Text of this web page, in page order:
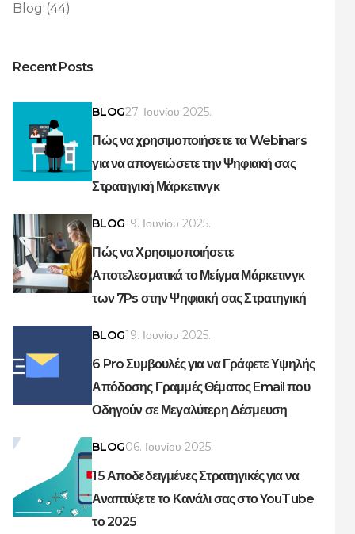
Blog (44)
Recent Posts
BLOG27. Ιουνίου 2025.
Πώς να χρησιμοποιήσετε τα Webinars
για να απογειώσετε την Ψηφιακή σας
Στρατηγική Μάρκετινγκ
BLOG19. Ιουνίου 2025.
Πώς να Χρησιμοποιήσετε
Αποτελεσματικά το Μείγμα Μάρκετινγκ
των 7Ps στην Ψηφιακή σας Στρατηγική
BLOG19. Ιουνίου 2025.
6 Pro Συμβουλές για να Γράφετε Υψηλής
Απόδοσης Γραμμές Θέματος Email που
Οδηγούν σε Μεγαλύτερη Δέσμευση
BLOG06. Ιουνίου 2025.
15 Αποδεδειγμένες Στρατηγικές για να
Αναπτύξετε το Κανάλι σας στο YouTube
το 2025